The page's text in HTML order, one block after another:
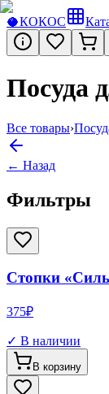
🥥КОКОС
Посуда
Все товары›
← Назад
Фильтры
Стопки
375₽
✓ В наличии
В корзину